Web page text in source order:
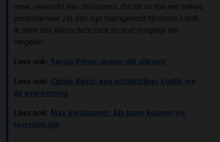
meer verwacht van de coureur, die tot nu toe een betere
prestatie neer zet dan zijn teamgenoot Nicholas Latifi.
Ik denk dat Albon deze race zo snel mogelijk wil
vergeten.
Lees ook: Sergio Pérez: droom die uitkomt
Lees ook: Carlos Sainz: een achterblijver kostte me
de overwinning
Lees ook: Max Verstappen: Als team kunnen we
tevreden zijn